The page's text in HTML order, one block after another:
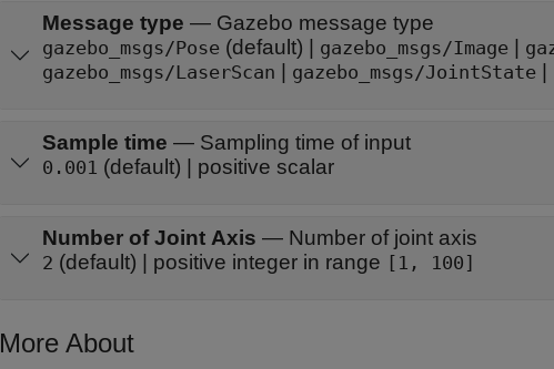
Message type — Gazebo message type
gazebo_msgs/Pose (default) | gazebo_msgs/Image
gazebo_msgs/LaserScan
gazebo_msgs/JointState
Sample time — Sampling time of input
0.001 (default) | positive scalar
Number of Joint Axis — Number of joint axis
2 (default) | positive integer in range [1, 100]
More About